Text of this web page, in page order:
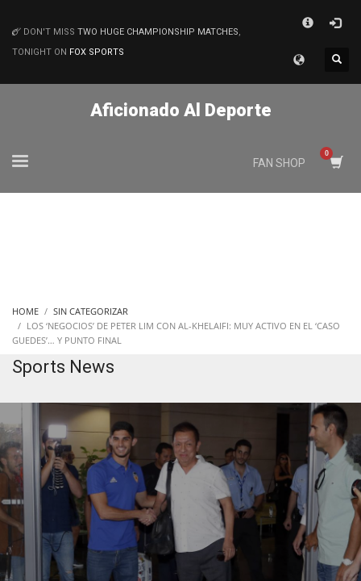
MATCHES
DON'T MISS TWO HUGE CHAMPIONSHIP MATCHES,
TONIGHT ON FOX SPORTS
Aficionado Al Deporte
FAN SHOP
HOME
SIN CATEGORIZAR
LOS ‘NEGOCIOS’ DE PETER LIM CON AL-KHELAIFI: MUY ACTIVO EN EL ‘CASO
GUEDES’… Y PUNTO FINAL
Sports News